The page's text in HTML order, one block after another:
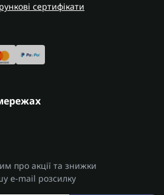
сертифікати
про акції та знижки
e-mail розсилку